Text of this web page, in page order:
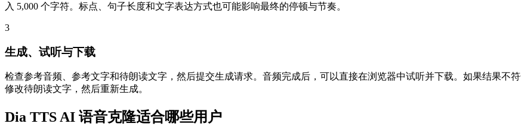
入 5,000 个字符。标点、句子长度和文字表达方式也可能影响最终的停顿与节奏。
3
生成、试听与下载
检查参考音频、参考文字和待朗读文字，然后提交生成请求。音频完成后，可以直接在浏览器中试听并下载。如果结果不
修改待朗读文字，然后重新生成。
Dia TTS AI 语音克隆适合哪些用户